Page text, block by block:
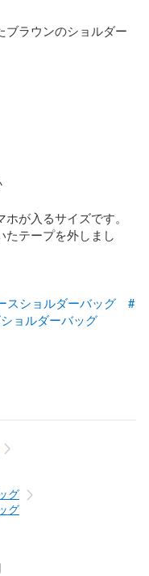
ブラウンのショルダー
が入るサイズです。
たテープを外しまし
スショルダーバッグ
#
ョルダーバッグ
グ
グ